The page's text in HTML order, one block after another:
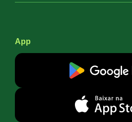
App